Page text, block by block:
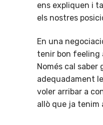
ens expliquen i
els nostres
En una
tenir bon feeling
Només cal saber
adequadament
voler arribar a
allò que ja tenim